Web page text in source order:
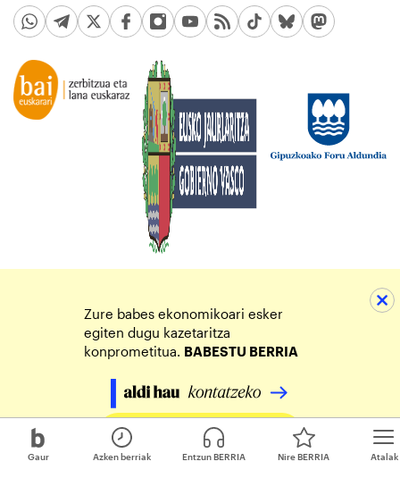
Gaur Atalak
Azken berriak Entzun BERRIA Nire BERRIA
Zure babes ekonomikoari esker
egiten dugu kazetaritza
konprometitua. BABESTU BERRIA
Egin zure ekarpena